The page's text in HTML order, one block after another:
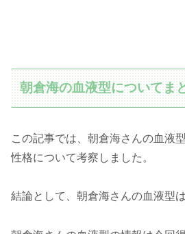
朝倉海の血液型についてま
この記事では、朝倉海さんの血液
性格について考察しました。
結論として、朝倉海さんの血液型